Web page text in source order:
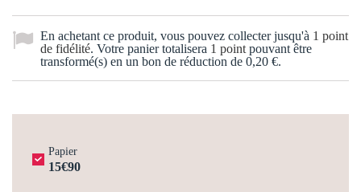
En achetant ce produit, vous pouvez collecter jusqu'à 1 point
de fidélité. Votre panier totalisera 1 point pouvant être
transformé(s) en un bon de réduction de 0,20 €.
Papier
15€90